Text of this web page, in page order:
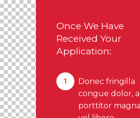
Once We Have
Received Your
Application:
1
Donec fringilla
congue dolor,
porttitor